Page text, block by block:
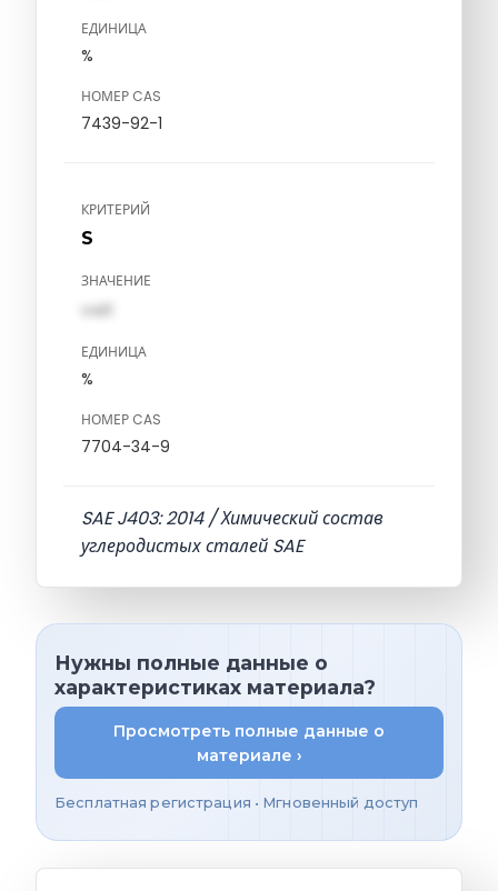
ЕДИНИЦА
%
НОМЕР CAS
7439-92-1
КРИТЕРИЙ
S
ЗНАЧЕНИЕ
val1
ЕДИНИЦА
%
НОМЕР CAS
7704-34-9
SAE J403: 2014 / Химический состав
углеродистых сталей SAE
Нужны полные данные о
характеристиках материала?
Просмотреть полные данные о
материале ›
Бесплатная регистрация • Мгновенный доступ